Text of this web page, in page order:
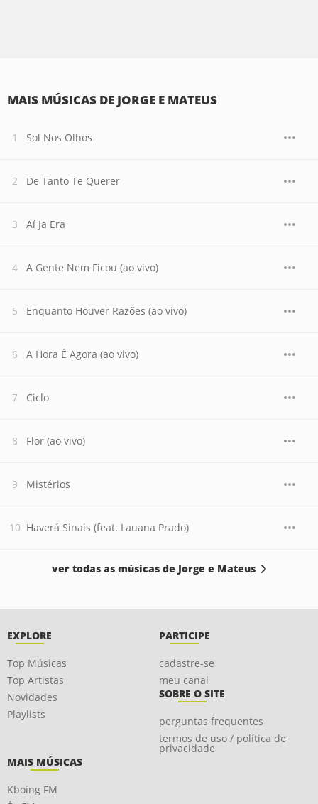
MAIS MÚSICAS DE JORGE E MATEUS
Sol Nos Olhos
De Tanto Te Querer
Aí Ja Era
A Gente Nem Ficou (ao vivo)
Enquanto Houver Razões (ao vivo)
A Hora É Agora (ao vivo)
Ciclo
Flor (ao vivo)
Mistérios
Haverá Sinais (feat. Lauana Prado)
ver todas as músicas de Jorge e Mateus
EXPLORE
Top Músicas
Top Artistas
Novidades
Playlists
PARTICIPE
cadastre-se
meu canal
SOBRE O SITE
perguntas frequentes
termos de uso / política de
privacidade
MAIS MÚSICAS
Kboing FM